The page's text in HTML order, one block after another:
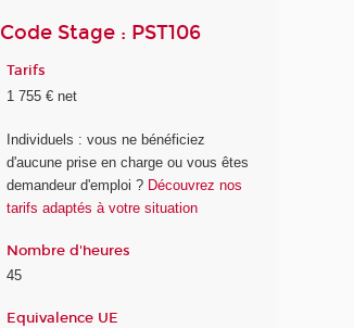
Code Stage : PST106
Tarifs
1 755 € net
Individuels : vous ne bénéficiez
d'aucune prise en charge ou vous êtes
demandeur d'emploi ? Découvrez nos
tarifs adaptés à votre situation
Nombre d'heures
45
Equivalence UE